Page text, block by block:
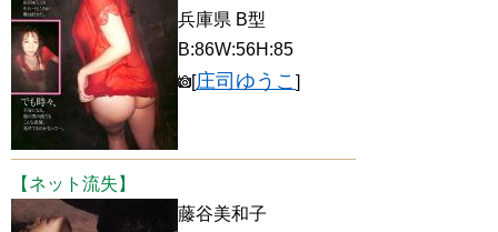
兵庫県 B型
B:86W:56H:85
[庄司ゆうこ ]
【ネット流失】
藤谷美和子